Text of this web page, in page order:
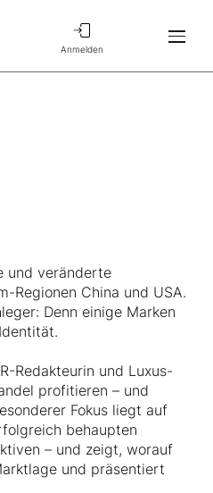
Anmelden
und veränderte
Regionen China und USA.
Denn einige Marken
Redakteurin und Luxus-
profitieren – und
Fokus liegt auf
behaupten
– und zeigt, worauf
und präsentiert